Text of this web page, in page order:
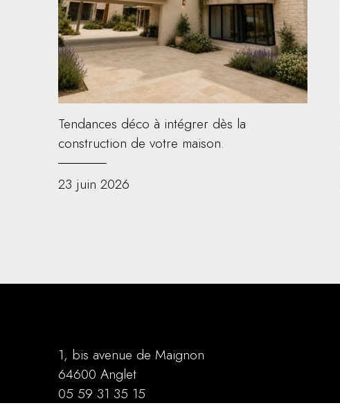
Tendances déco à intégrer dès la
construction de votre maison.
23 juin 2026
1, bis avenue de Maignon
64600 Anglet
05 59 31 35 15